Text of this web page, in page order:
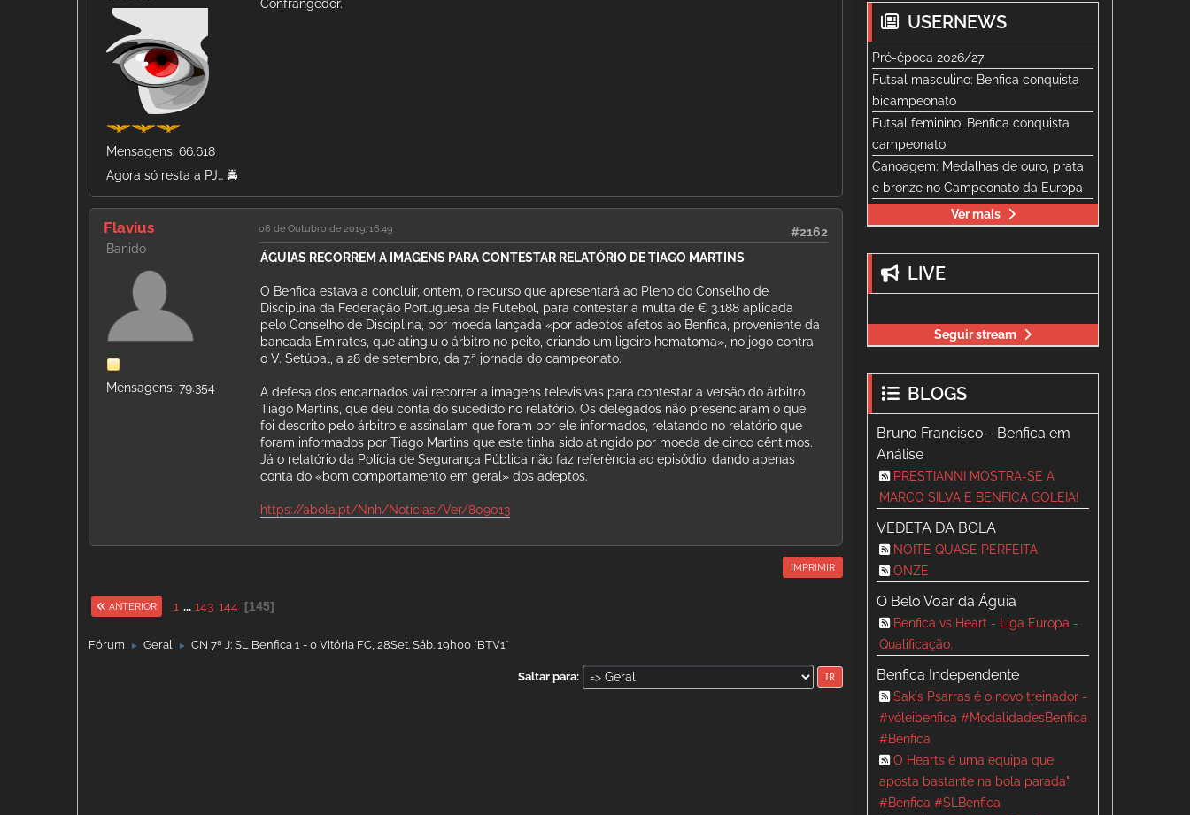
Mensagens: 66.618
Agora só resta a PJ… 🚔
Confrangedor.
Flavius
Banido
Mensagens: 79.354
#2162
08 de Outubro de 2019, 16:49
ÁGUIAS RECORREM A IMAGENS PARA CONTESTAR RELATÓRIO DE TIAGO MARTINS
O Benfica estava a concluir, ontem, o recurso que apresentará ao Pleno do Conselho de
Disciplina da Federação Portuguesa de Futebol, para contestar a multa de € 3.188 aplicada
pelo Conselho de Disciplina, por moeda lançada «por adeptos afetos ao Benfica, proveniente da
bancada Emirates, que atingiu o árbitro no peito, criando um ligeiro hematoma», no jogo contra
o V. Setúbal, a 28 de setembro, da 7.ª jornada do campeonato.
A defesa dos encarnados vai recorrer a imagens televisivas para contestar a versão do árbitro
Tiago Martins, que deu conta do sucedido no relatório. Os delegados não presenciaram o que
foi descrito pelo árbitro e assinalam que foram por ele informados, relatando no relatório que
foram informados por Tiago Martins que este tinha sido atingido por moeda de cinco cêntimos.
Já o relatório da Polícia de Segurança Pública não faz referência ao episódio, dando apenas
conta do «bom comportamento em geral» dos adeptos.
https://abola.pt/Nnh/Noticias/Ver/809013
IMPRIMIR
ANTERIOR 1 ... 143 144 145
Fórum ► Geral ► CN 7ª J: SL Benfica 1 - 0 Vitória FC, 28Set. Sáb. 19h00 *BTV1*
Saltar para
USERNEWS
Pré-época 2026/27
Futsal masculino: Benfica conquista
bicampeonato
Futsal feminino: Benfica conquista
campeonato
Canoagem: Medalhas de ouro, prata
e bronze no Campeonato da Europa
Ver mais
LIVE
Seguir stream
BLOGS
Bruno Francisco - Benfica em
Análise
PRESTIANNI MOSTRA-SE A
MARCO SILVA E BENFICA GOLEIA!
VEDETA DA BOLA
NOITE QUASE PERFEITA
ONZE
O Belo Voar da Águia
Benfica vs Heart - Liga Europa -
Qualificação.
Benfica Independente
Sakis Psarras é o novo treinador -
#vóleibenfica #ModalidadesBenfica
#Benfica
O Hearts é uma equipa que
aposta bastante na bola parada"
#Benfica #SLBenfica